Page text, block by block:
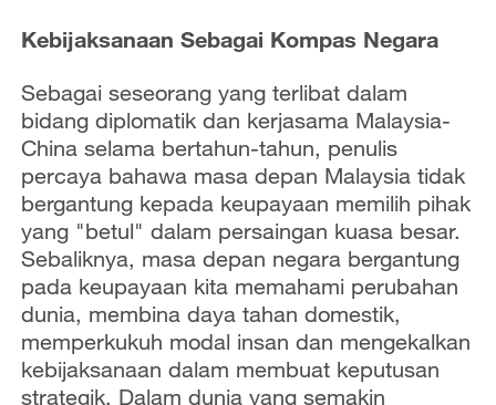
Kebijaksanaan Sebagai Kompas Negara
Sebagai seseorang yang terlibat dalam
bidang diplomatik dan kerjasama Malaysia-
China selama bertahun-tahun, penulis
percaya bahawa masa depan Malaysia tidak
bergantung kepada keupayaan memilih pihak
yang "betul" dalam persaingan kuasa besar.
Sebaliknya, masa depan negara bergantung
pada keupayaan kita memahami perubahan
dunia, membina daya tahan domestik,
memperkukuh modal insan dan mengekalkan
kebijaksanaan dalam membuat keputusan
strategik. Dalam dunia yang semakin